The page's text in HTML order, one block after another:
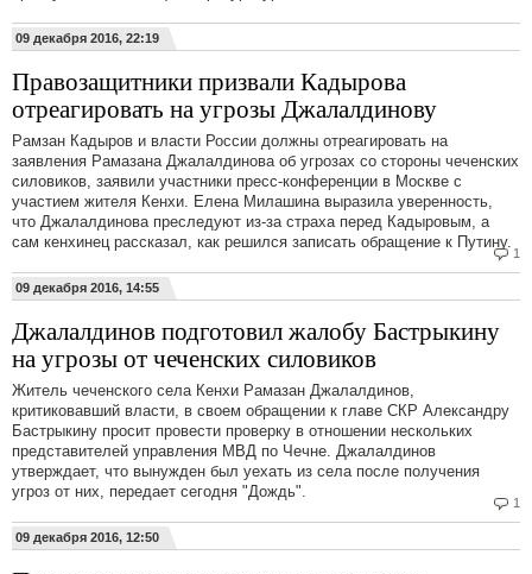
09 декабря 2016, 22:19
1
Правозащитники призвали Кадырова
отреагировать на угрозы Джалалдинову
Рамзан Кадыров и власти России должны отреагировать на
заявления Рамазана Джалалдинова об угрозах со стороны чеченских
силовиков, заявили участники пресс-конференции в Москве с
участием жителя Кенхи. Елена Милашина выразила уверенность,
что Джалалдинова преследуют из-за страха перед Кадыровым, а
сам кенхинец рассказал, как решился записать обращение к Путину.
09 декабря 2016, 14:55
1
Джалалдинов подготовил жалобу Бастрыкину
на угрозы от чеченских силовиков
Житель чеченского села Кенхи Рамазан Джалалдинов,
критиковавший власти, в своем обращении к главе СКР Александру
Бастрыкину просит провести проверку в отношении нескольких
представителей управления МВД по Чечне. Джалалдинов
утверждает, что вынужден был уехать из села после получения
угроз от них, передает сегодня "Дождь".
09 декабря 2016, 12:50